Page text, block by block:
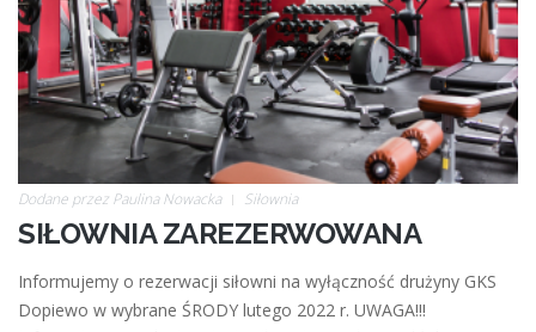
Dodane przez Paulina Nowacka Siłownia
SIŁOWNIA ZAREZERWOWANA
Informujemy o rezerwacji siłowni na wyłączność drużyny GKS
Dopiewo w wybrane ŚRODY lutego 2022 r. UWAGA!!!